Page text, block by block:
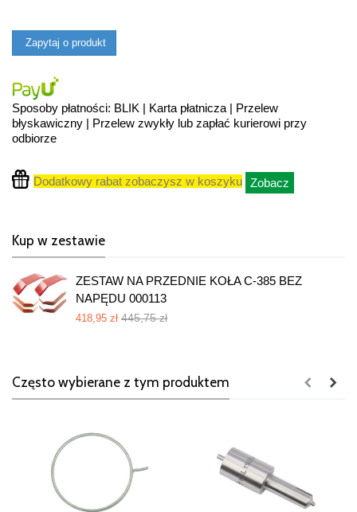
Zapytaj o produkt
Sposoby płatności: BLIK | Karta płatnicza | Przelew
błyskawiczny | Przelew zwykły lub zapłać kurierowi przy
odbiorze
Dodatkowy rabat zobaczysz w koszyku Zobacz
Kup w zestawie
ZESTAW NA PRZEDNIE KOŁA C-385 BEZ
NAPĘDU 000113
418,95 zł 445,75 zł
Często wybierane z tym produktem